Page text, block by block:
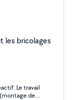
de maintenance Tout les bricolages
Le travail
des